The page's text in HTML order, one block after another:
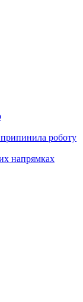
роботу
напрямках